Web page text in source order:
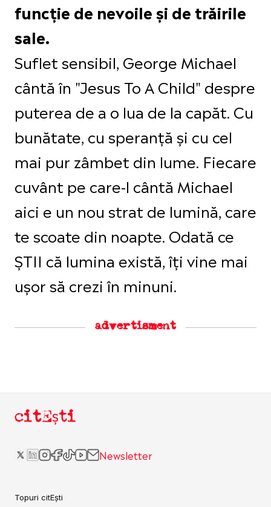
funcție de nevoile și de trăirile
sale.
Suflet sensibil, George Michael
cântă în "Jesus To A Child" despre
puterea de a o lua de la capăt. Cu
bunătate, cu speranță și cu cel
mai pur zâmbet din lume. Fiecare
cuvânt pe care-l cântă Michael
aici e un nou strat de lumină, care
te scoate din noapte. Odată ce
ȘTII că lumina există, îți vine mai
ușor să crezi în minuni.
advertisment
citEști
Newsletter
Topuri citEști